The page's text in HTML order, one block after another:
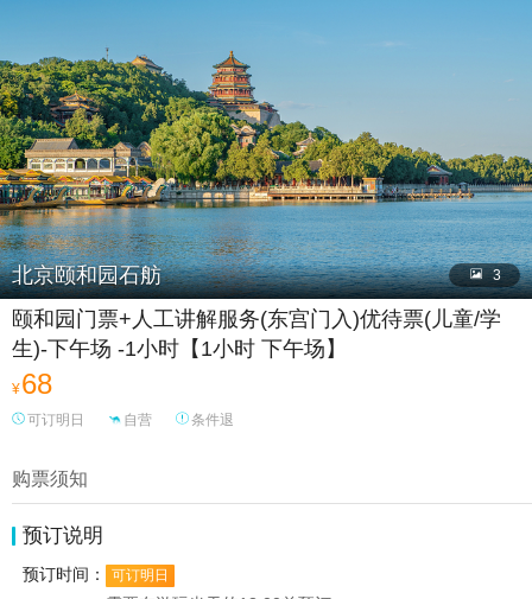
北京颐和园石舫  3
颐和园门票+人工讲解服务(东宫门入)优待票(儿童/学
生)-下午场 -1小时【1小时 下午场】
¥68
可订明日 自营 条件退
购票须知
预订说明
预订时间： 可订明日